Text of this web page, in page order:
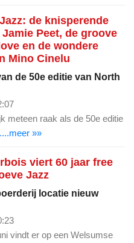
de knisperende
Peet, de groove
en de wondere
Mino Cinelu
de 50e editie van North
meteen raak als de 50e editie
»»
viert 60 jaar free
Jazz
locatie nieuw
vindt er op een Welsumse